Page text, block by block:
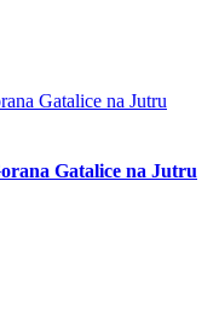
Gatalice na Jutru